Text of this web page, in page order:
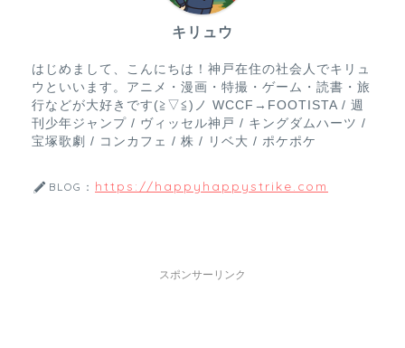
キリュウ
はじめまして、こんにちは！神戸在住の社会人でキリュ
ウといいます。アニメ・漫画・特撮・ゲーム・読書・旅
行などが大好きです(≧▽≦)ノ WCCF→FOOTISTA / 週
刊少年ジャンプ / ヴィッセル神戸 / キングダムハーツ /
宝塚歌劇 / コンカフェ / 株 / リベ大 / ポケポケ
BLOG： https://happyhappystrike.com
スポンサーリンク